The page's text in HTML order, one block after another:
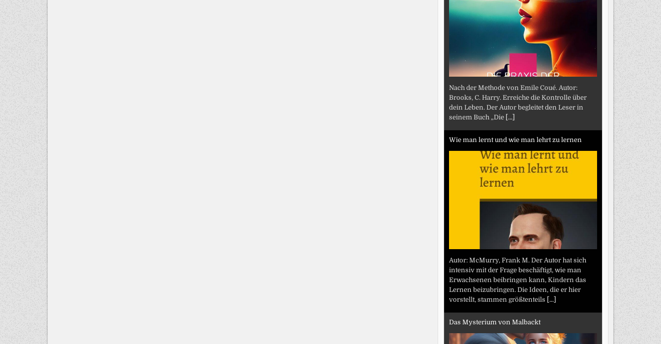
Nach der Methode von Emile Coué. Autor:
Brooks, C. Harry. Erreiche die Kontrolle über
dein Leben. Der Autor begleitet den Leser in
seinem Buch „Die [...]
Wie man lernt und wie man lehrt zu lernen
Autor: McMurry, Frank M. Der Autor hat sich
intensiv mit der Frage beschäftigt, wie man
Erwachsenen beibringen kann, Kindern das
Lernen beizubringen. Die Ideen, die er hier
vorstellt, stammen größtenteils [...]
Das Mysterium von Malbackt